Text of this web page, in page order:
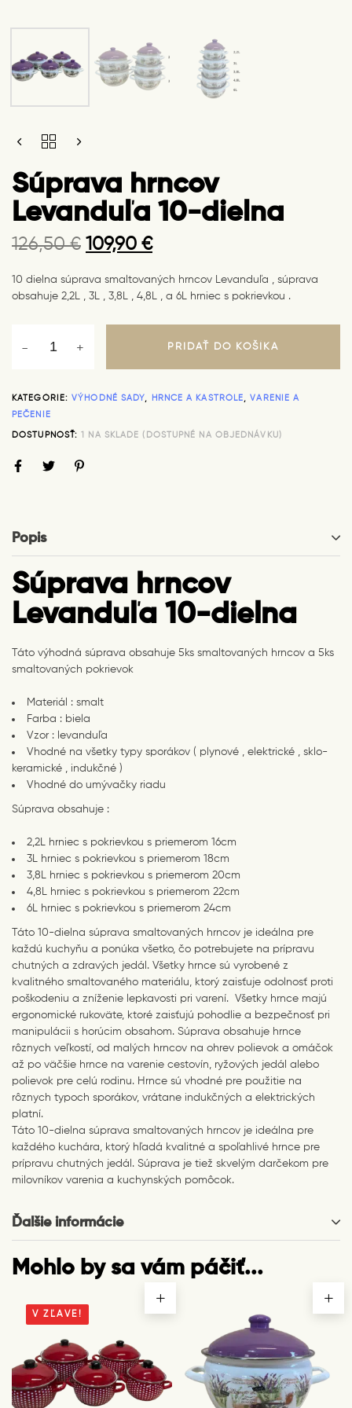
Súprava hrncov
Levanduľa 10-dielna
126,50€
Original
was:
126,50 €.
109,90 €
Current
is:
109,90 €.
10 dielna súprava smaltovaných hrncov Levanduľa , súprava
obsahuje 2,2L , 3L , 3,8L , 4,8L , a 6L hrniec s pokrievkou .
SÚPRAVA
LEVANDUĽA
10-
DIELNA
QUANTITY
PRIDAŤ DO KOŠÍKA
KATEGÓRIE:VÝHODNÉ SADY HRNCE A KASTRÓLE ,VARENIE A
PEČENIE
DOSTUPNOSŤ: 1 NA SKLADE (DOSTUPNÉ NA OBJEDNÁVKU)
Popis
Súprava hrncov
Levanduľa 10-dielna
Táto výhodná súprava obsahuje 5ks smaltovaných hrncov a 5ks
smaltovaných pokrievok
Materiál : smalt
Farba : biela
Vzor : levanduľa
Vhodné na všetky typy sporákov ( plynové , elektrické , sklo-
keramické , indukčné )
Vhodné do umývačky riadu
Súprava obsahuje :
2,2L hrniec s pokrievkou s priemerom 16cm
3L hrniec s pokrievkou s priemerom 18cm
3,8L hrniec s pokrievkou s priemerom 20cm
4,8L hrniec s pokrievkou s priemerom 22cm
6L hrniec s pokrievkou s priemerom 24cm
Táto 10-dielna súprava smaltovaných hrncov je ideálna pre
každú kuchyňu a ponúka všetko, čo potrebujete na prípravu
chutných a zdravých jedál. Všetky hrnce sú vyrobené z
kvalitného smaltovaného materiálu, ktorý zaisťuje odolnosť proti
poškodeniu a zníženie lepkavosti pri varení. Všetky hrnce majú
ergonomické rukoväte, ktoré zaisťujú pohodlie a bezpečnosť pri
manipulácii s horúcim obsahom. Súprava obsahuje hrnce
rôznych veľkostí, od malých hrncov na ohrev polievok a omáčok
až po väčšie hrnce na varenie cestovín, ryžových jedál alebo
polievok pre celú rodinu. Hrnce sú vhodné pre použitie na
rôznych typoch sporákov, vrátane indukčných a elektrických
platní.
Táto 10-dielna súprava smaltovaných hrncov je ideálna pre
každého kuchára, ktorý hľadá kvalitné a spoľahlivé hrnce pre
prípravu chutných jedál. Súprava je tiež skvelým darčekom pre
milovníkov varenia a kuchynských pomôcok.
Ďalšie informácie
Mohlo by sa vám páčiť...
V ZĽAVE!